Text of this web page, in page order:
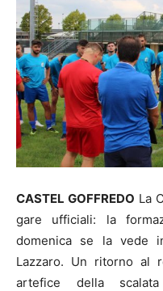
CASTEL GOFFREDO La
gare ufficiali: la
domenica se la vede
Lazzaro. Un ritorno al
artefice della